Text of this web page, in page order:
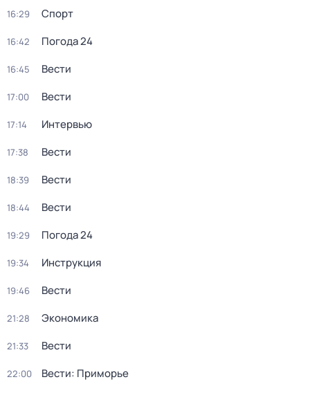
16:29 Спорт
16:42 Погода 24
16:45 Вести
17:00 Вести
17:14 Интервью
17:38 Вести
18:39 Вести
18:44 Вести
19:29 Погода 24
19:34 Инструкция
19:46 Вести
21:28 Экономика
21:33 Вести
22:00 Вести: Приморье